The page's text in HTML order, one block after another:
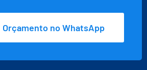
Orçamento no WhatsApp